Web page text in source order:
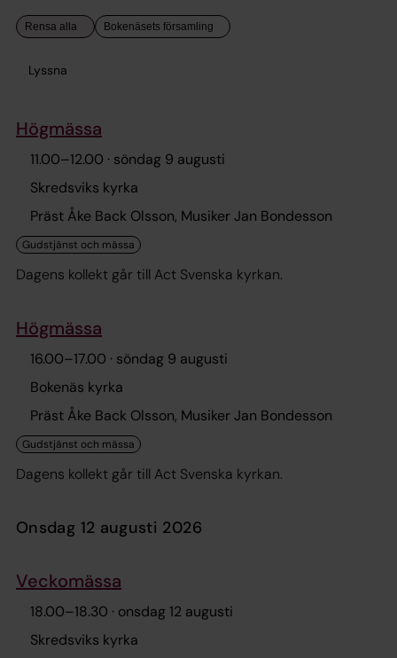
Lyssna
Högmässa
11.00–12.00 · söndag 9 augusti
Skredsviks kyrka
Präst Åke Back Olsson, Musiker Jan Bondesson
Dagens kollekt går till Act Svenska kyrkan.
Högmässa
16.00–17.00 · söndag 9 augusti
Bokenäs kyrka
Präst Åke Back Olsson, Musiker Jan Bondesson
Dagens kollekt går till Act Svenska kyrkan.
onsdag 12 augusti 2026
Veckomässa
18.00–18.30 · onsdag 12 augusti
Skredsviks kyrka